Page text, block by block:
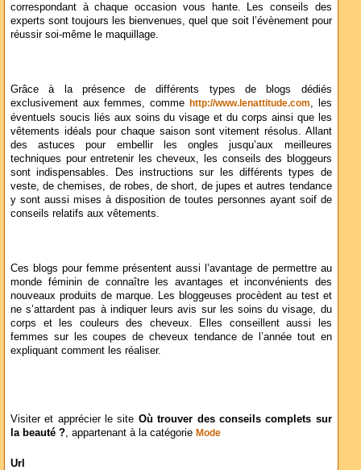
correspondant à chaque occasion vous hante. Les conseils des
experts sont toujours les bienvenues, quel que soit l’évènement pour
réussir soi-même le maquillage.
Grâce à la présence de différents types de blogs dédiés
exclusivement aux femmes, comme
http://www.lenattitude.com, les
éventuels soucis liés aux soins du visage et du corps ainsi que les
vêtements idéals pour chaque saison sont vitement résolus. Allant
des astuces pour embellir les ongles jusqu’aux meilleures
techniques pour entretenir les cheveux, les conseils des bloggeurs
sont indispensables. Des instructions sur les différents types de
veste, de chemises, de robes, de short, de jupes et autres tendance
y sont aussi mises à disposition de toutes personnes ayant soif de
conseils relatifs aux vêtements.
Ces blogs pour femme présentent aussi l’avantage de permettre au
monde féminin de connaître les avantages et inconvénients des
nouveaux produits de marque. Les bloggeuses procèdent au test et
ne s’attardent pas à indiquer leurs avis sur les soins du visage, du
corps et les couleurs des cheveux. Elles conseillent aussi les
femmes sur les coupes de cheveux tendance de l’année tout en
expliquant comment les réaliser.
Visiter et apprécier le site Où trouver des conseils complets sur
la beauté ?, appartenant à la catégorie Mode
Url